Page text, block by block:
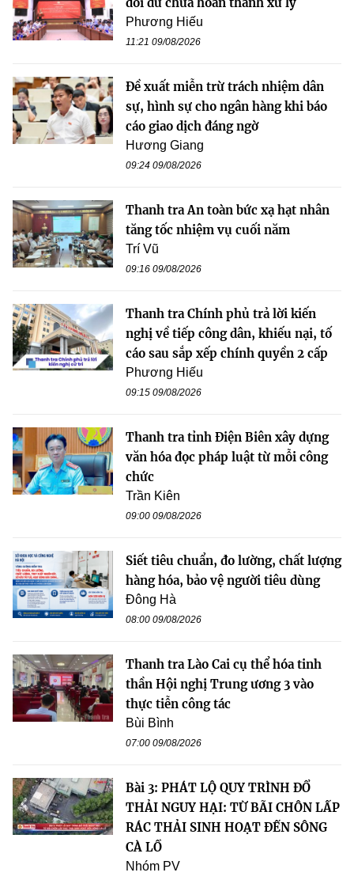
Phương Hiếu
11:21 09/08/2026
Đề xuất miễn trừ trách nhiệm dân
sự, hình sự cho ngân hàng khi báo
cáo giao dịch đáng ngờ
Hương Giang
09:24 09/08/2026
Thanh tra An toàn bức xạ hạt nhân
tăng tốc nhiệm vụ cuối năm
Trí Vũ
09:16 09/08/2026
Thanh tra Chính phủ trả lời kiến
nghị về tiếp công dân, khiếu nại, tố
cáo sau sắp xếp chính quyền 2 cấp
Phương Hiếu
09:15 09/08/2026
Thanh tra tỉnh Điện Biên xây dựng
văn hóa đọc pháp luật từ mỗi công
chức
Trần Kiên
09:00 09/08/2026
Siết tiêu chuẩn, đo lường, chất lượng
hàng hóa, bảo vệ người tiêu dùng
Đông Hà
08:00 09/08/2026
Thanh tra Lào Cai cụ thể hóa tinh
thần Hội nghị Trung ương 3 vào
thực tiễn công tác
Bùi Bình
07:00 09/08/2026
Bài 3: PHÁT LỘ QUY TRÌNH ĐỔ
THẢI NGUY HẠI: TỪ BÃI CHÔN LẤP
RÁC THẢI SINH HOẠT ĐẾN SÔNG
CÀ LỒ
Nhóm PV